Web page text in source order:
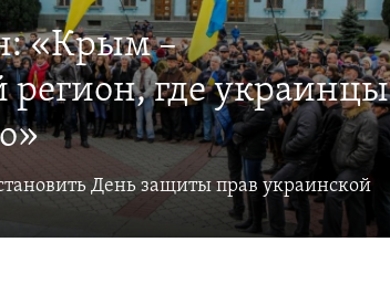
«Крым –
где украинцы
День защиты прав украинской